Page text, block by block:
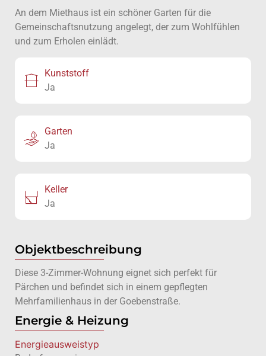
An dem Miethaus ist ein schöner Garten für die
Gemeinschaftsnutzung angelegt, der zum Wohlfühlen
und zum Erholen einlädt.
Kunststoff
Ja
Garten
Ja
Keller
Ja
Objektbeschreibung
Diese 3-Zimmer-Wohnung eignet sich perfekt für
Pärchen und befindet sich in einem gepflegten
Mehrfamilienhaus in der Goebenstraße.
Energie & Heizung
Energie­ausweistyp